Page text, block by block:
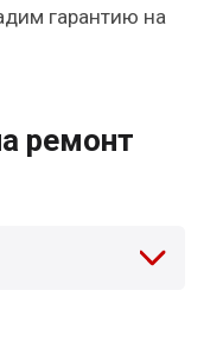
гарантию на
ремонт